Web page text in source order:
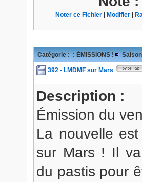
Noter ce Fichier Modifier
Catégorie : : ÉMISSIONS !
392 - LMDMF sur Mars
Description :
Émission du
La nouvelle
sur Mars ! Il
du pastis pour